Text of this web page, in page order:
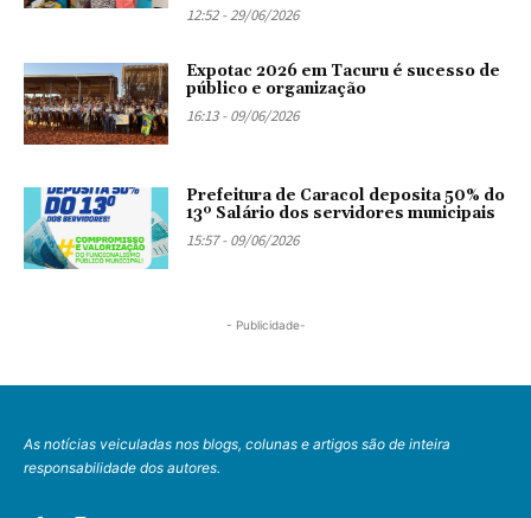
12:52 - 29/06/2026
Expotac 2026 em Tacuru é sucesso de
público e organização
16:13 - 09/06/2026
Prefeitura de Caracol deposita 50% do
13º Salário dos servidores municipais
15:57 - 09/06/2026
- Publicidade-
As notícias veiculadas nos blogs, colunas e artigos são de inteira
responsabilidade dos autores.